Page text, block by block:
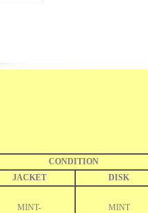
CONDITION
JACKET
DISK
MINT-
MINT